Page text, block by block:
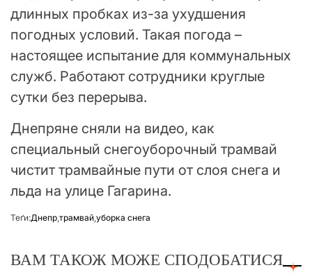
длинных пробках из-за ухудшения
погодных условий. Такая погода –
настоящее испытание для коммунальных
служб. Работают сотрудники круглые
сутки без перерыва.
Днепряне сняли на видео, как
специальный снегоуборочный трамвай
чистит трамвайные пути от слоя снега и
льда на улице Гагарина.
Теґи:Днепр трамвай уборка снега
ВАМ ТАКОЖ МОЖЕ СПОДОБАТИСЯ